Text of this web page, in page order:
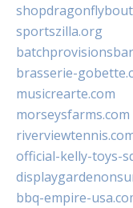
sportszilla.org
brasserie-
musicrearte.com
morseysfarms.com
official-kelly-toys-
bbq-empire-